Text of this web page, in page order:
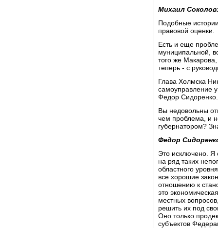
Михаил
Подобные
правовой оценки.
Есть и еще
муниципальной,
того же
теперь - с
Глава Холмска
самоуправление
Федор Сидоренко.
Вы недовольны
чем проблема, и
губернатором?
Федор
Это исключено. Я
на ряд таких
областного
все хорошие
отношению к
это
местных
решить их под
Оно только
субъектов